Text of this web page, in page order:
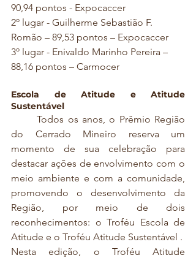
90,94 pontos - Expocaccer
2º lugar - Guilherme Sebastião F.
Romão – 89,53 pontos – Expocaccer
3º lugar - Enivaldo Marinho Pereira –
88,16 pontos – Carmocer
Escola de Atitude e Atitude
Sustentável
	Todos os anos, o Prêmio Região
do Cerrado Mineiro reserva um
momento de sua celebração para
destacar ações de envolvimento com o
meio ambiente e com a comunidade,
promovendo o desenvolvimento da
Região, por meio de dois
reconhecimentos: o Troféu Escola de
Atitude e o Troféu Atitude Sustentável .
Nesta edição, o Troféu Atitude